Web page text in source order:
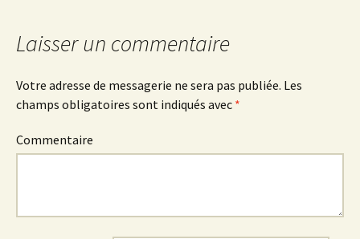
des
articles
Laisser un commentaire
Votre adresse de messagerie ne sera pas publiée. Les
champs obligatoires sont indiqués avec *
Commentaire